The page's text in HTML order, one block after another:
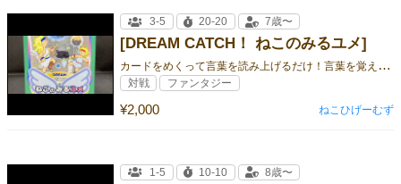
[DREAM CATCH！ ねこのみるユメ]
カ
ードをめくって言葉を読み上げるだけ！言葉を覚えてユメを完成させよう！
¥2,000
3-5 20-20 7歳〜
対戦 ファンタジー
ねこひげーむず
1-5 10-10 8歳〜